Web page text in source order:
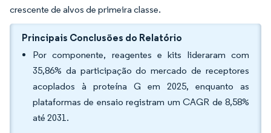
crescente de alvos de primeira classe.
Principais Conclusões do Relatório
Por componente, reagentes e kits lideraram com
35,86% da participação do mercado de receptores
acoplados à proteína G em 2025, enquanto as
plataformas de ensaio registram um CAGR de 8,58%
até 2031.